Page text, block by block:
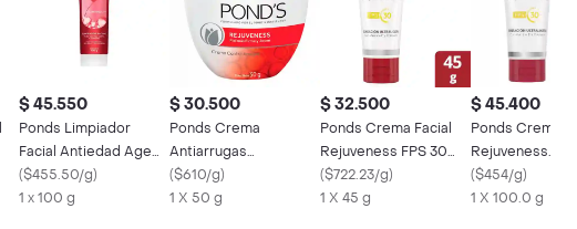
$ 45.550
Ponds Limpiador
Facial Antiedad Age
Miracle Con Hexyl-
Retinol
($455.50/g)
1 x 100 g
$ 30.500
Ponds Crema
Antiarrugas
Rejuveness
($610/g)
1 X 50 g
$ 32.500
Ponds Crema Facial
Rejuveness FPS 30
Vitamina E y Colágeno
($722.23/g)
1 X 45 g
$ 45.400
Ponds Crema
Rejuveness
Antiarrugas con
Protección
($454/g)
1 X 100.0 g